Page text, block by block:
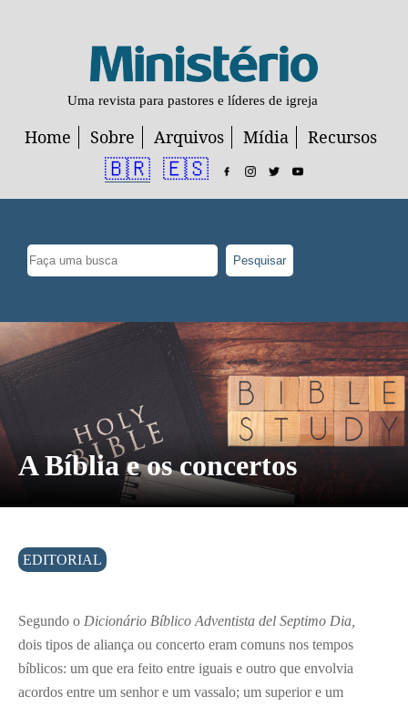
Uma revista para pastores e líderes de igreja
Home Sobre Arquivos Mídia Recursos
🇧🇷 🇪🇸
Pesquisar
A Bíblia e os concertos
EDITORIAL
Segundo o Dicionário Bíblico Adventista del Septimo Dia,
dois tipos de aliança ou concerto eram comuns nos tempos
bíblicos: um que era feito entre iguais e outro que envolvia
acordos entre um senhor e um vassalo; um superior e um